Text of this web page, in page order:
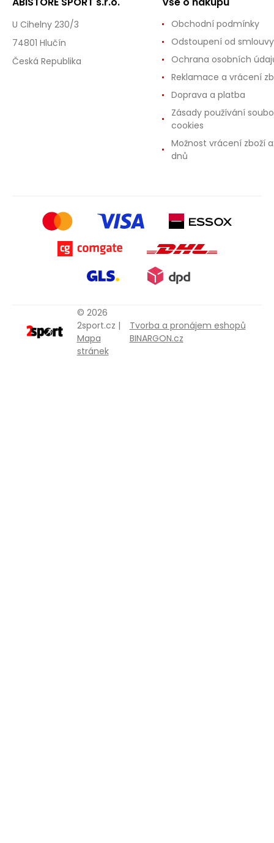
U Cihelny 230/3
74801 Hlučín
Česká Republika
Obchodní podmínky
Odstoupení od smlouvy
Ochrana osobních
Reklamace a vrácení
Doprava a platba
Zásady používání
cookies
Možnost vrácení zboží
dnů
© 2026
2sport.cz |
Mapa
stránek
Tvorba a pronájem eshopů
BINARGON.cz